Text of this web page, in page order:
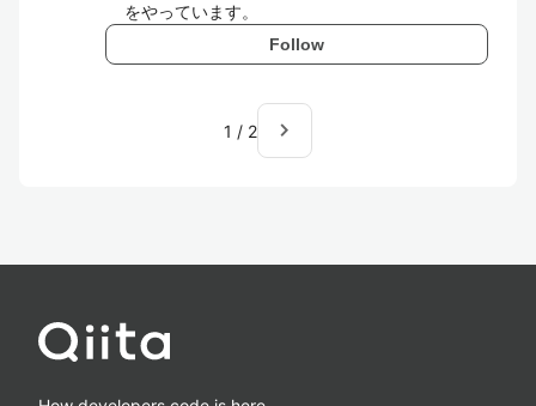
をやっています。
Follow
1 / 2 navigate_next